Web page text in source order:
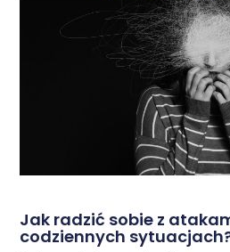
Jak radzić sobie z
codziennych